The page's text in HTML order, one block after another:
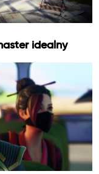
idealny